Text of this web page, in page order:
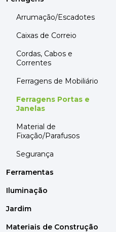
MOBILIÁRIO
PAVIMENTOS E REVESTIMENTOS
DYRUP
SKIL
Arrumação/Escadotes
Caixas de Correio
Cordas, Cabos e
Correntes
Ferragens de Mobiliário
Ferragens Portas e
Janelas
Material de
Fixação/Parafusos
Segurança
Ferramentas
Iluminação
Jardim
Materiais de Construção